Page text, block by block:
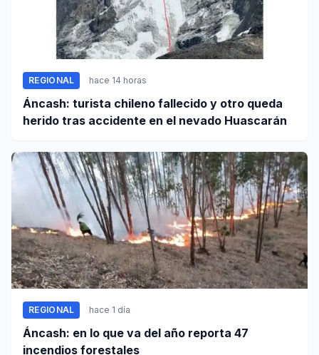
REGIONAL hace 14 horas
Áncash: turista chileno fallecido y otro queda
herido tras accidente en el nevado Huascarán
REGIONAL hace 1 día
Áncash: en lo que va del año reporta 47
incendios forestales